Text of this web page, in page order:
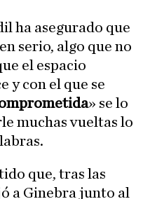
ha asegurado que
serio, algo que no
el espacio
y con el que se
» se lo
muchas vueltas lo
que, tras las
a Ginebra junto al